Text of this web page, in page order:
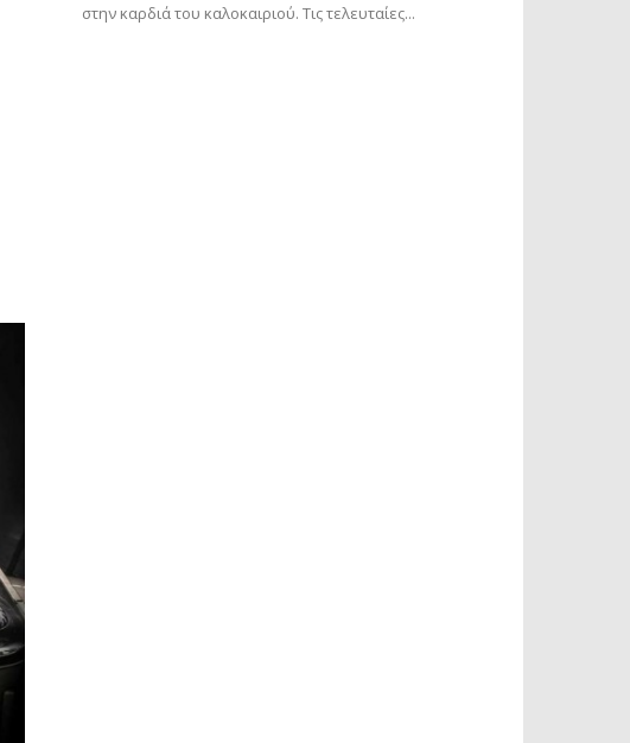
στην καρδιά του καλοκαιριού. Τις τελευταίες...